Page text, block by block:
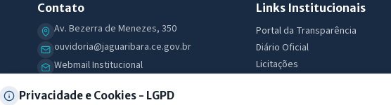
Contato
Av. Bezerra de Menezes, 350
ouvidoria@jaguaribara.ce.gov.br
Webmail Institucional
Links Institucionais
Portal da Transparência
Diário Oficial
Licitações
Privacidade e Cookies - LGPD